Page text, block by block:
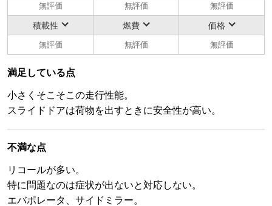
無評価 無評価 無評価
積載性 燃費 価格
無評価 無評価 無評価
満足している点
小さくそこそこの走行性能。
スライドドアは荷物を出すときに安全性が高い。
不満な点
リコールが多い。
特に問題なのは症状が出ないと対応しない。
エバポレータ、サイドミラー。